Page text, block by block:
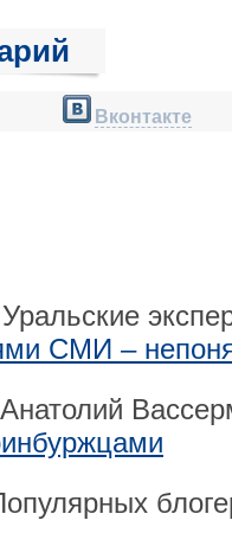
Вконтакте
Уральские
СМИ –
Анатолий